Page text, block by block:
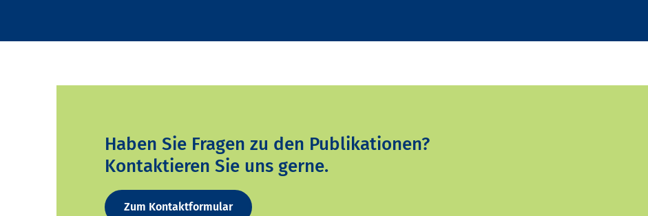
Haben Sie Fragen zu den Publikationen?
Kontaktieren Sie uns gerne.
Zum Kontaktformular